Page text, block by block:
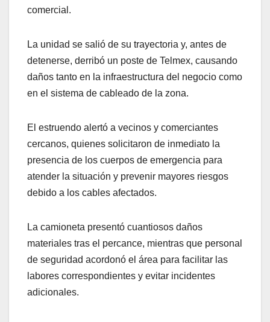
comercial.
La unidad se salió de su trayectoria y, antes de
detenerse, derribó un poste de Telmex, causando
daños tanto en la infraestructura del negocio como
en el sistema de cableado de la zona.
El estruendo alertó a vecinos y comerciantes
cercanos, quienes solicitaron de inmediato la
presencia de los cuerpos de emergencia para
atender la situación y prevenir mayores riesgos
debido a los cables afectados.
La camioneta presentó cuantiosos daños
materiales tras el percance, mientras que personal
de seguridad acordonó el área para facilitar las
labores correspondientes y evitar incidentes
adicionales.